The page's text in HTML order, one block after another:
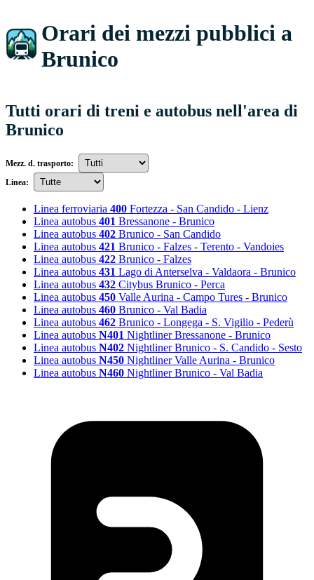
Orari dei mezzi pubblici a
Brunico
Tutti orari di treni e autobus nell'area di
Brunico
Mezz. d. trasporto:
Linea:
Linea ferroviaria 400 Fortezza - San Candido - Lienz
Linea autobus 401 Bressanone - Brunico
Linea autobus 402 Brunico - San Candido
Linea autobus 421 Brunico - Falzes - Terento - Vandoies
Linea autobus 422 Brunico - Falzes
Linea autobus 431 Lago di Anterselva - Valdaora - Brunico
Linea autobus 432 Citybus Brunico - Perca
Linea autobus 450 Valle Aurina - Campo Tures - Brunico
Linea autobus 460 Brunico - Val Badia
Linea autobus 462 Brunico - Longega - S. Vigilio - Pederù
Linea autobus N401 Nightliner Bressanone - Brunico
Linea autobus N402 Nightliner Brunico - S. Candido - Sesto
Linea autobus N450 Nightliner Valle Aurina - Brunico
Linea autobus N460 Nightliner Brunico - Val Badia